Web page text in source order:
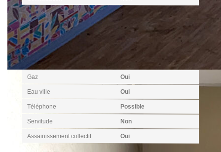
Terrain
Gaz Oui
Eau ville Oui
Téléphone Possible
Servitude Non
Assainissement collectif Oui